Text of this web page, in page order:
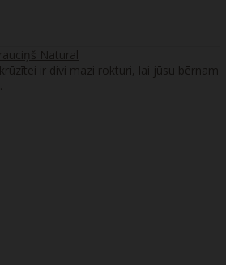
Natural
ir divi mazi rokturi, lai jūsu bērnam